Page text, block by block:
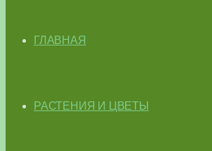
ГЛАВНАЯ
РАСТЕНИЯ И ЦВЕТЫ